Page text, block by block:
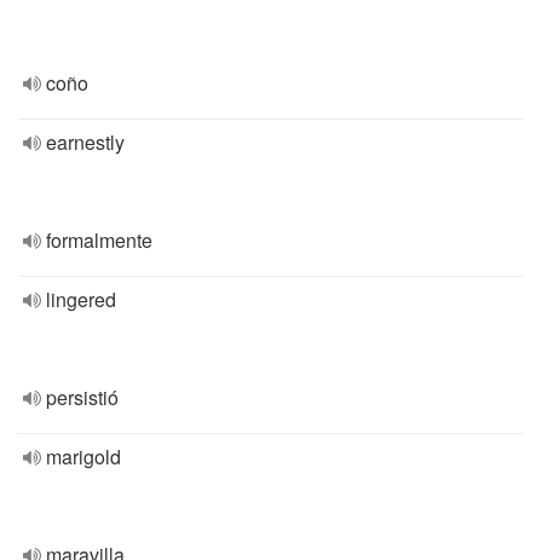
coño
earnestly
formalmente
lingered
persistió
marigold